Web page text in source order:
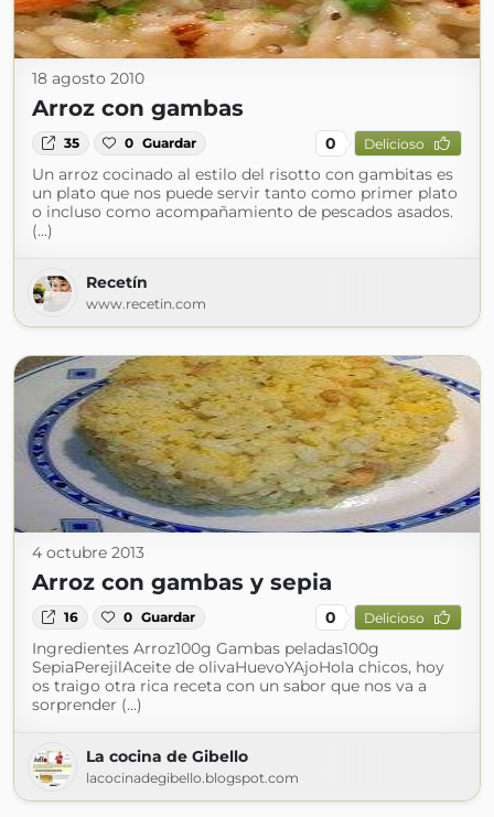
18 agosto 2010
Arroz con gambas
35 0 Guardar 0 Delicioso
Un arroz cocinado al estilo del risotto con gambitas es
un plato que nos puede servir tanto como primer plato
o incluso como acompañamiento de pescados asados.
(...)
Recetín
www.recetin.com
4 octubre 2013
Arroz con gambas y sepia
16 0 Guardar 0 Delicioso
Ingredientes Arroz100g Gambas peladas100g
SepiaPerejilAceite de olivaHuevoYAjoHola chicos, hoy
os traigo otra rica receta con un sabor que nos va a
sorprender (...)
La cocina de Gibello
lacocinadegibello.blogspot.com